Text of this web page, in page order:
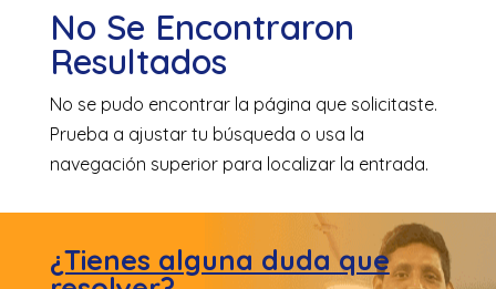
No Se Encontraron
Resultados
No se pudo encontrar la página que solicitaste.
Prueba a ajustar tu búsqueda o usa la
navegación superior para localizar la entrada.
¿Tienes alguna duda que